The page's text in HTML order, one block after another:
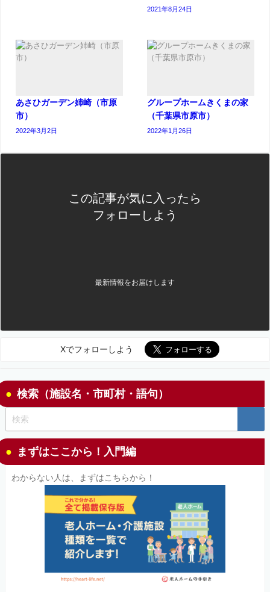
2021年8月24日
あさひガーデン姉崎（市原
市）
2022年3月2日
グループホームきくまの家
（千葉県市原市）
2022年1月26日
この記事が気に入ったら
フォローしよう
最新情報をお届けします
Xでフォローしよう
検索（施設名・市町村・語句）
まずはここから！入門編
わからない人は、まずはこちらから！